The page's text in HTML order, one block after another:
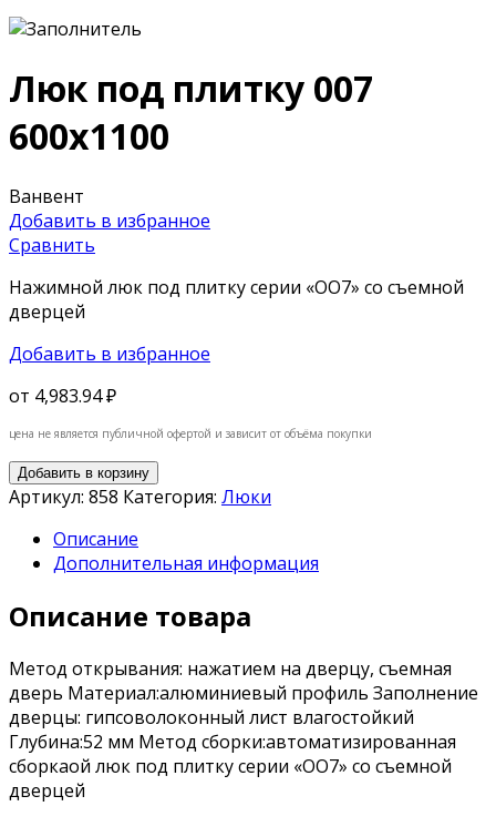
Люк под плитку 007
600х1100
Ванвент
Добавить в избранное
Сравнить
Нажимной люк под плитку серии «OO7» со съемной
дверцей
Добавить в избранное
от 4,983.94 ₽
цена не является публичной офертой и зависит от объёма покупки
Добавить в корзину
Артикул: 858 Категория: Люки
Описание
Дополнительная информация
Описание товара
Метод открывания: нажатием на дверцу, съемная
дверь Материал:алюминиевый профиль Заполнение
дверцы: гипсоволоконный лист влагостойкий
Глубина:52 мм Метод сборки:автоматизированная
сборкаой люк под плитку серии «OO7» со съемной
дверцей